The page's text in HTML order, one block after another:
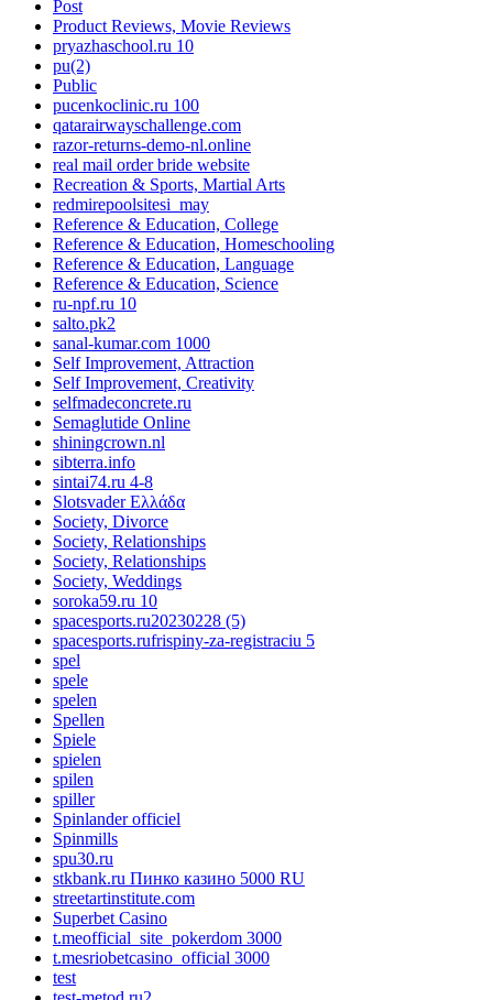
Post
Product Reviews, Movie Reviews
pryazhaschool.ru 10
pu(2)
Public
pucenkoclinic.ru 100
qatarairwayschallenge.com
razor-returns-demo-nl.online
real mail order bride website
Recreation & Sports, Martial Arts
redmirepoolsitesi_may
Reference & Education, College
Reference & Education, Homeschooling
Reference & Education, Language
Reference & Education, Science
ru-npf.ru 10
salto.pk2
sanal-kumar.com 1000
Self Improvement, Attraction
Self Improvement, Creativity
selfmadeconcrete.ru
Semaglutide Online
shiningcrown.nl
sibterra.info
sintai74.ru 4-8
Slotsvader Ελλάδα
Society, Divorce
Society, Relationships
Society, Relationships
Society, Weddings
soroka59.ru 10
spacesports.ru20230228 (5)
spacesports.rufrispiny-za-registraciu 5
spel
spele
spelen
Spellen
Spiele
spielen
spilen
spiller
Spinlander officiel
Spinmills
spu30.ru
stkbank.ru Пинко казино 5000 RU
streetartinstitute.com
Superbet Casino
t.meofficial_site_pokerdom 3000
t.mesriobetcasino_official 3000
test